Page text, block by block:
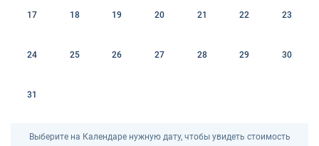
17 18 19 20 21 22 23
24 25 26 27 28 29 30
31
Выберите на Календаре нужную дату, чтобы увидеть стоимость